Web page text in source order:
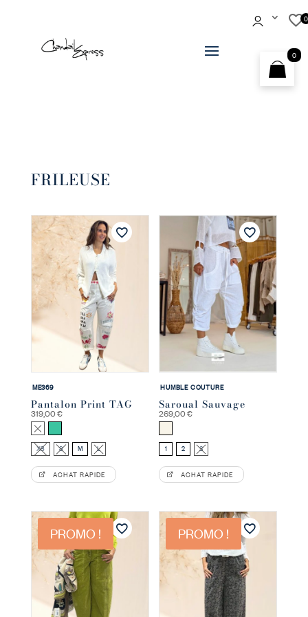
FRILEUSE
ME369
Pantalon Print TAG
319,00€
BlancTurquoise
XS S M L
ACHAT RAPIDE
HUMBLE COUTURE
Saroual Sauvage
269,00€
Ecru
1 2 3
ACHAT RAPIDE
PROMO ! PROMO !
0